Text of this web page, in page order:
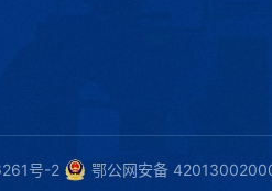
号-2 鄂公网安备